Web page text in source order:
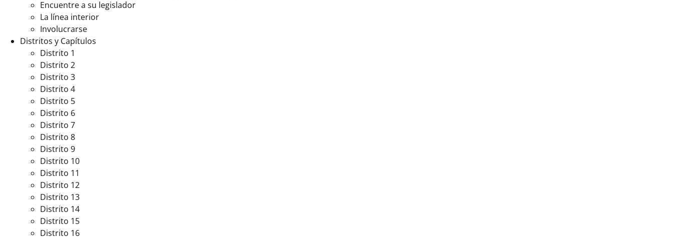
Encuentre a su legislador
La línea interior
Involucrarse
Distritos y Capítulos
Distrito 1
Distrito 2
Distrito 3
Distrito 4
Distrito 5
Distrito 6
Distrito 7
Distrito 8
Distrito 9
Distrito 10
Distrito 11
Distrito 12
Distrito 13
Distrito 14
Distrito 15
Distrito 16